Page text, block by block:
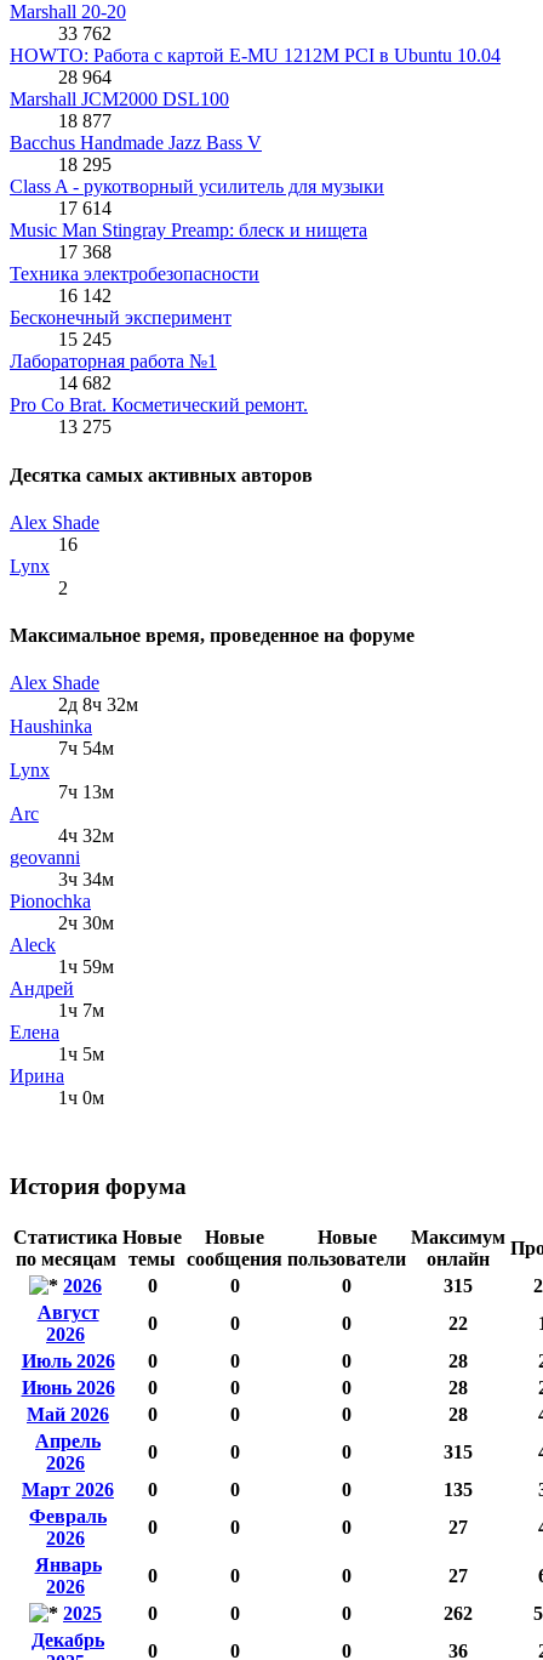
Marshall 20-20
33 762
HOWTO: Работа с картой E-MU 1212M PCI в Ubuntu 10.04
28 964
Marshall JCM2000 DSL100
18 877
Bacchus Handmade Jazz Bass V
18 295
Class A - рукотворный усилитель для музыки
17 614
Music Man Stingray Preamp: блеск и нищета
17 368
Техника электробезопасности
16 142
Бесконечный эксперимент
15 245
Лабораторная работа №1
14 682
Pro Co Brat. Косметический ремонт.
13 275
Десятка самых активных авторов
Alex Shade
16
Lynx
2
Максимальное время, проведенное на форуме
Alex Shade
2д 8ч 32м
Haushinka
7ч 54м
Lynx
7ч 13м
Arc
4ч 32м
geovanni
3ч 34м
Pionochka
2ч 30м
Aleck
1ч 59м
Андрей
1ч 7м
Елена
1ч 5м
Ирина
1ч 0м
История форума
Статистика
по месяцам
Новые
темы
Новые
сообщения
Новые
пользователи
Максимум
онлайн
2026
0 0 0 315
Август
2026
0 0 0 22
Июль 2026
0 0 0 28
Июнь 2026
0 0 0 28
Май 2026
0 0 0 28
Апрель
2026
0 0 0 315
Март 2026
0 0 0 135
Февраль
2026
0 0 0 27
Январь
2026
0 0 0 27
2025
0 0 0 262
Декабрь
0 0 0 36